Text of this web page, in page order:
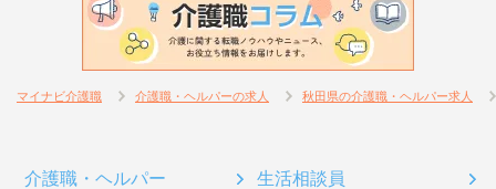
マイナビ介護職 介護職・ヘルパーの求人 秋田県の介護職・ヘルパー求人
介護職・ヘルパー 生活相談員